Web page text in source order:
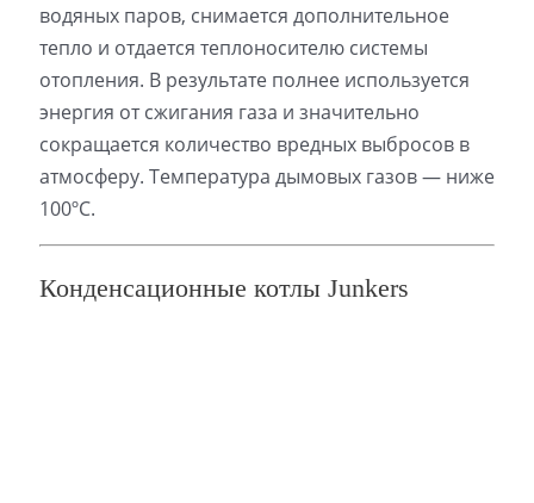
водяных паров, снимается дополнительное
тепло и отдается теплоносителю системы
отопления. В результате полнее используется
энергия от сжигания газа и значительно
сокращается количество вредных выбросов в
атмосферу. Температура дымовых газов — ниже
100ºС.
Конденсационные котлы Junkers